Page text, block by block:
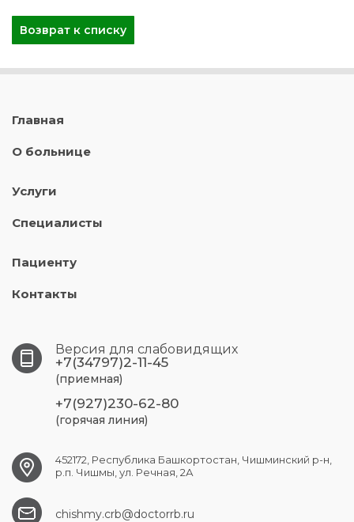
Возврат к списку
Главная
О больнице
Услуги
Специалисты
Пациенту
Контакты
Версия для слабовидящих
+7(34797)2-11-45
(приемная)
+7(927)230-62-80
(горячая линия)
452172, Республика Башкортостан, Чишминский р-н,
р.п. Чишмы, ул. Речная, 2А
chishmy.crb@doctorrb.ru